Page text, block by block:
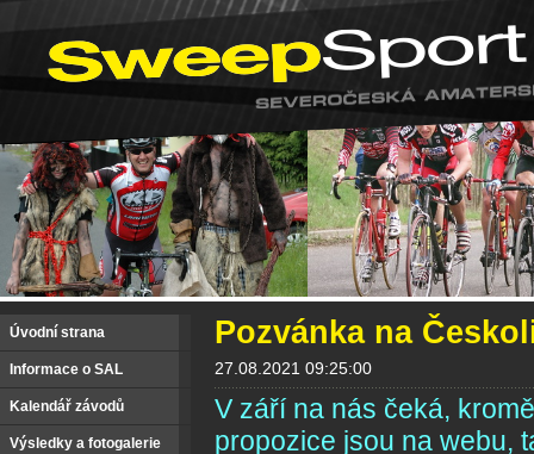
Úvodní strana
Informace o SAL
Kalendář závodů
Výsledky a fotogalerie
Pozvánka na
27.08.2021 09:25:00
V září na nás čeká,
propozice jsou na webu,